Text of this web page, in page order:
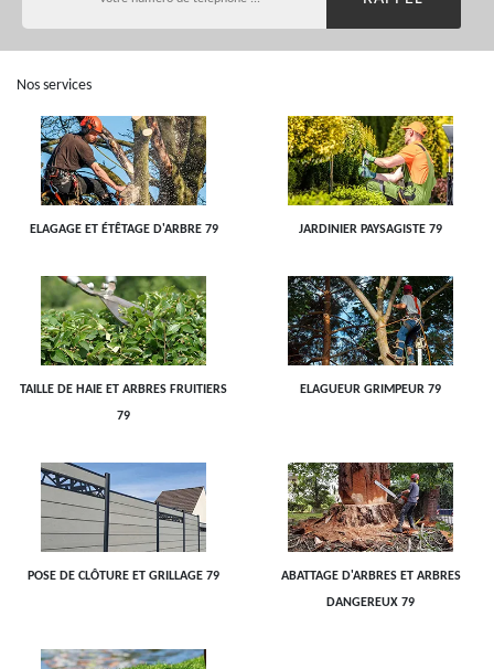
Nos services
ELAGAGE ET ÉTÊTAGE D'ARBRE 79 JARDINIER PAYSAGISTE 79
TAILLE DE HAIE ET ARBRES FRUITIERS
79
ELAGUEUR GRIMPEUR 79
POSE DE CLÔTURE ET GRILLAGE 79
ABATTAGE D'ARBRES ET ARBRES
DANGEREUX 79